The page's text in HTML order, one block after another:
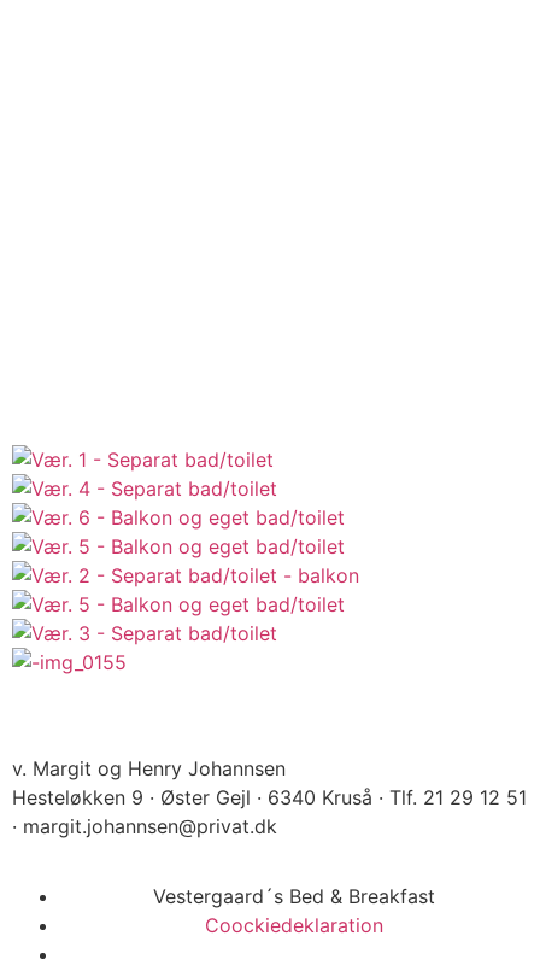
v. Margit og Henry Johannsen
Hesteløkken 9 · Øster Gejl · 6340 Kruså · Tlf. 21 29 12 51
· margit.johannsen@privat.dk
Vestergaard´s Bed & Breakfast
Coockiedeklaration